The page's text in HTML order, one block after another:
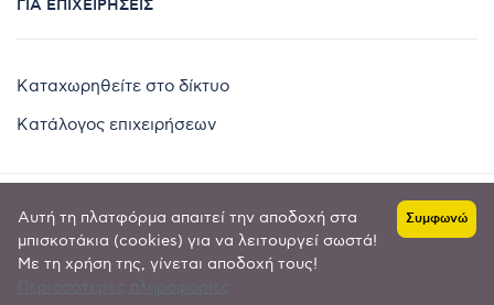
ΓΙΑ ΕΠΙΧΕΙΡΉΣΕΙΣ
Καταχωρηθείτε στο δίκτυο
Κατάλογος επιχειρήσεων
Copyright © 2024 by
Goldensites
Αυτή τη πλατφόρμα απαιτεί την αποδοχή στα
μπισκοτάκια (cookies) για να λειτουργεί σωστά!
Με τη χρήση της, γίνεται αποδοχή τους!
Συμφωνώ